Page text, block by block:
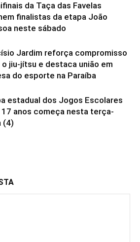
da Taça das Favelas
finalistas da etapa João
neste sábado
Jardim reforça compromisso
o jiu-jítsu e destaca união em
do esporte na Paraíba
estadual dos Jogos Escolares
17 anos começa nesta terça-
(4)